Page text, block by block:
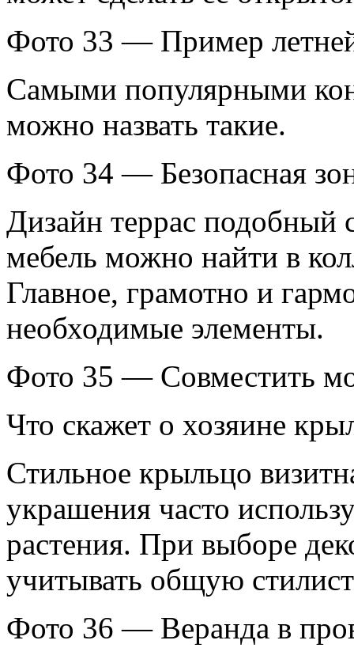
Фото 33 — Пример
Самыми популярными
можно назвать такие.
Фото 34 — Безопасная
Дизайн террас подобный
мебель можно найти в
Главное, грамотно и
необходимые элементы.
Фото 35 — Совместить
Что скажет о хозяине
Стильное крыльцо
украшения часто
растения. При выборе
учитывать общую
Фото 36 — Веранда в